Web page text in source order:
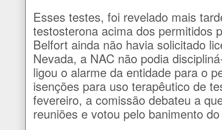
Esses testes, foi revelado mais
testosterona acima dos permitidos
Belfort ainda não havia solicitado
Nevada, a NAC não podia
ligou o alarme da entidade para o
isenções para uso terapêutico de
fevereiro, a comissão debateu a
reuniões e votou pelo banimento